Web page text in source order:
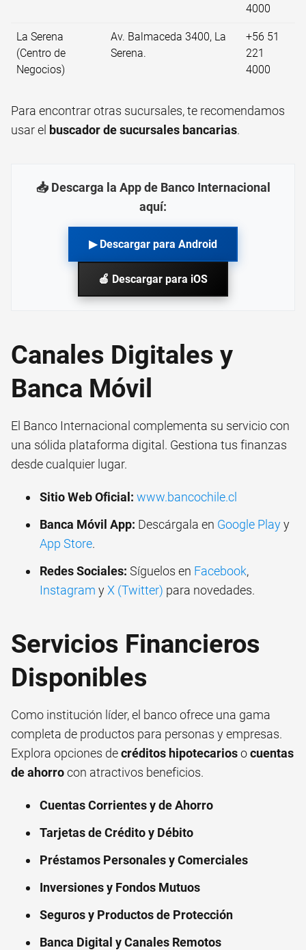
4000
La Serena
(Centro de
Negocios)
Av. Balmaceda 3400, La
Serena.
+56 51
221
4000
Para encontrar otras sucursales, te recomendamos
usar el buscador de sucursales bancarias.
📥 Descarga la App de Banco Internacional
aquí:
▶ Descargar para Android
🍎 Descargar para iOS
Canales Digitales y
Banca Móvil
El Banco Internacional complementa su servicio con
una sólida plataforma digital. Gestiona tus finanzas
desde cualquier lugar.
Sitio Web Oficial: www.bancochile.cl
Banca Móvil App: Descárgala en Google Playy
App Store.
Redes Sociales: Síguelos en Facebook,
Instagram yX (Twitter) para novedades.
Servicios Financieros
Disponibles
Como institución líder, el banco ofrece una gama
completa de productos para personas y empresas.
Explora opciones decréditos hipotecariosocuentas
de ahorrocon atractivos beneficios.
Cuentas Corrientes y de Ahorro
Tarjetas de Crédito y Débito
Préstamos Personales y Comerciales
Inversiones y Fondos Mutuos
Seguros y Productos de Protección
Banca Digital y Canales Remotos